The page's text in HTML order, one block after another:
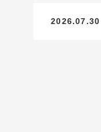
2026.07.30